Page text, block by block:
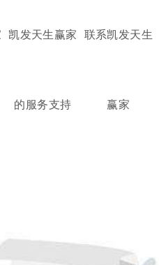
凯发天生赢家
的服务支持
联系凯发天生
赢家